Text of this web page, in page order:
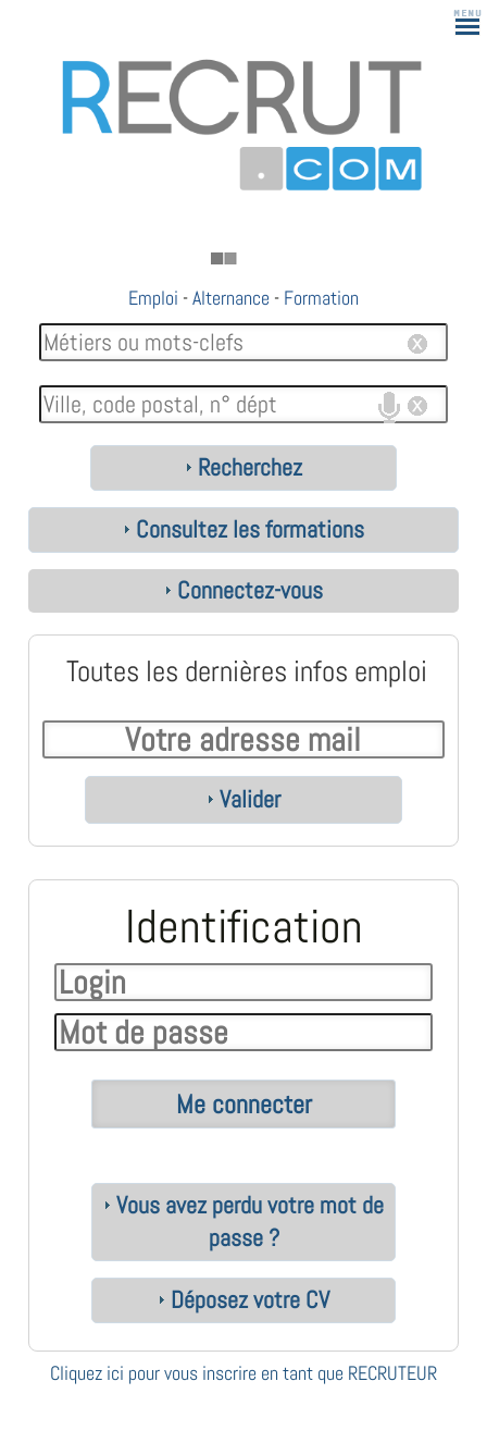
Emploi -Alternance - Formation
Recherchez
Consultez les formations
Connectez-vous
Toutes les dernières infos emploi
Valider
Identification
Vous avez perdu votre mot de
passe ?
Déposez votre CV
Cliquez ici pour vous inscrire en tant que RECRUTEUR